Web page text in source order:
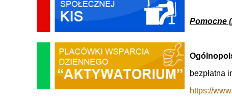
Pomocne
bezpłatna
https://